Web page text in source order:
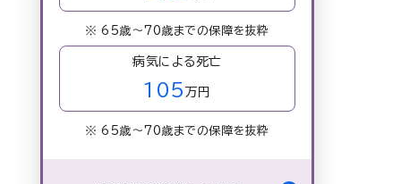
※ 65歳～70歳までの保障を抜粋
病気による死亡
105 万円
※ 65歳～70歳までの保障を抜粋